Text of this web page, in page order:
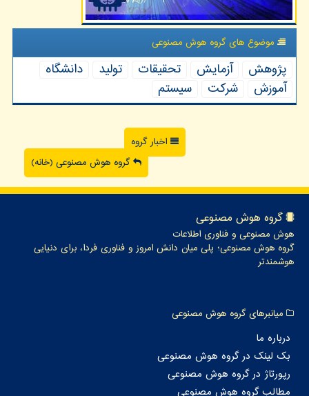
موضوع های گروه هوش مصنوعی
پژوهش آزمایش تحقیقات تولید
دانشگاه
آموزش
شركت سیستم
اخبار گروه
گروه هوش مصنوعی (خانه)
گروه هوش مصنوعی
هوش مصنوعی و فناوری اطلاعات
گروه هوش مصنوعی؛ پلی میان دانش امروز و فناوری فردا، برای دنیایی
هوشمندتر
میانبرهای گروه هوش مصنوعی
درباره ما
بک لینک در گروه هوش مصنوعی
رپورتاژ در گروه هوش مصنوعی
مطالب گروه هوش مصنوعی